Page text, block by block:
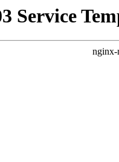
Service
nginx-